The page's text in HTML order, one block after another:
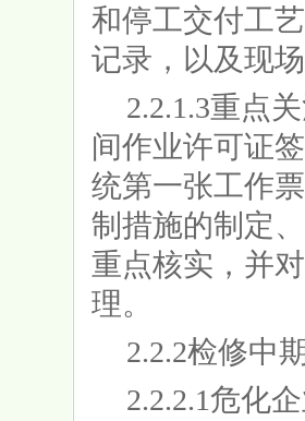
和停工交付工
记录，以及现
2.2.1.3重点
间作业许可证
统第一张工作
制措施的制定
重点核实，并
理。
2.2.2检修中
2.2.2.1危化